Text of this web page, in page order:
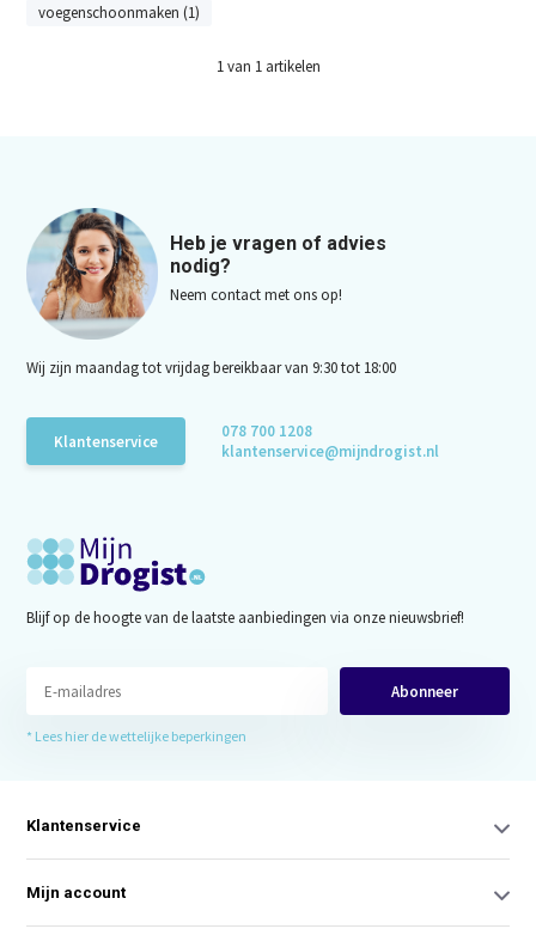
voegenschoonmaken (1)
1van 1artikelen
Heb je vragen of advies
nodig?
Neem contact met ons op!
Wij zijn maandag tot vrijdag bereikbaar van 9:30 tot 18:00
Klantenservice
078 700 1208
klantenservice@mijndrogist.nl
Blijf op de hoogte van de laatste aanbiedingen via onze nieuwsbrief!
Abonneer
* Lees hier de wettelijke beperkingen
Klantenservice
Mijn account